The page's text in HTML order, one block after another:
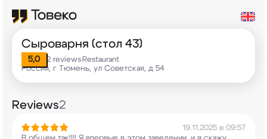
Сыроварня (стол 43)
5,0 2 reviews•Restaurant
Россия, г Тюмень, ул Советская, д 54
Reviews2
19.11.2025 в 09:57